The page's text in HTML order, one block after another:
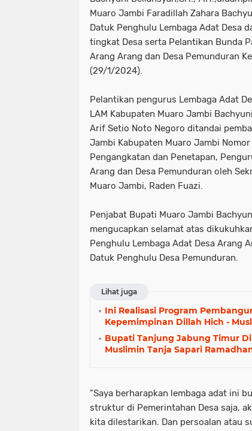
Muaro Jambi Faradillah Zahara
Datuk Penghulu Lembaga Adat Desa
tingkat Desa serta Pelantikan Bunda
Arang Arang dan Desa Pemunduran
(29/1/2024).
Pelantikan pengurus Lembaga Adat
LAM Kabupaten Muaro Jambi
Arif Setio Noto Negoro ditandai
Jambi Kabupaten Muaro Jambi
Pengangkatan dan Penetapan,
Arang dan Desa Pemunduran oleh
Muaro Jambi, Raden Fuazi.
Penjabat Bupati Muaro Jambi
mengucapkan selamat atas
Penghulu Lembaga Adat Desa Arang
Datuk Penghulu Desa Pemunduran.
Lihat juga
Ini Realisasi Program
Kepemimpinan Dillah Hich -
Bupati Tanjung Jabung Timur
Muslimin Tanja Sapari
"Saya berharapkan lembaga adat ini
struktur di Pemerintahan Desa saja,
kita dilestarikan. Dan persoalan atau